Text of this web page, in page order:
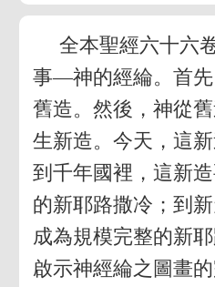
全本聖經六十六
事—神的經綸。首
舊造。然後，神從
生新造。今天，這
到千年國裡，這新
的新耶路撒冷；到
成為規模完整的新
啟示神經綸之圖畫